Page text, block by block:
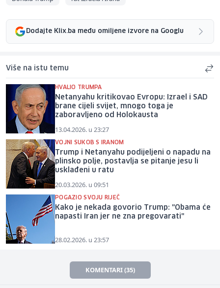
Dodajte Klix.ba među omiljene izvore na Googlu
Više na istu temu
HVALIO TRUMPA
Netanyahu kritikovao Evropu: Izrael i SAD
brane cijeli svijet, mnogo toga je
zaboravljeno od Holokausta
13.04.2026. u 23:27
VOJNI SUKOB S IRANOM
Trump i Netanyahu podijeljeni o napadu na
plinsko polje, postavlja se pitanje jesu li
usklađeni u ratu
20.03.2026. u 09:51
POGAZIO SVOJU RIJEČ
Kako je nekada govorio Trump: "Obama će
napasti Iran jer ne zna pregovarati"
28.02.2026. u 23:57
KOMENTARI (35)